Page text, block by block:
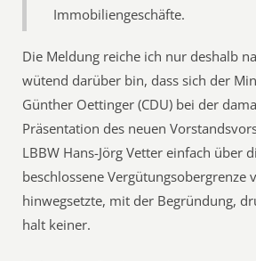
Immobiliengeschäfte.
Die Meldung reiche ich nur deshalb
wütend darüber bin, dass sich der
Günther Oettinger (CDU) bei der
Präsentation des neuen
LBBW Hans-Jörg Vetter einfach über
beschlossene Vergütungsobergrenze
hinwegsetzte, mit der Begründung,
halt keiner.